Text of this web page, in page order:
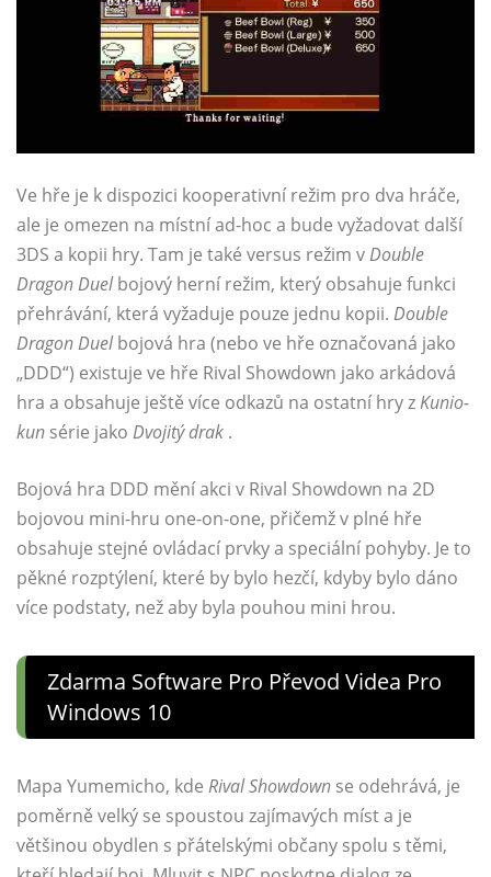
Ve hře je k dispozici kooperativní režim pro dva hráče,
ale je omezen na místní ad-hoc a bude vyžadovat další
3DS a kopii hry. Tam je také versus režim vDouble
Dragon Duelbojový herní režim, který obsahuje funkci
přehrávání, která vyžaduje pouze jednu kopii. Double
Dragon Duelbojová hra (nebo ve hře označovaná jako
„DDD“) existuje ve hře Rival Showdown jako arkádová
hra a obsahuje ještě více odkazů na ostatní hry zKunio-
kun série jako Dvojitý drak .
Bojová hra DDD mění akci v Rival Showdown na 2D
bojovou mini-hru one-on-one, přičemž v plné hře
obsahuje stejné ovládací prvky a speciální pohyby. Je to
pěkné rozptýlení, které by bylo hezčí, kdyby bylo dáno
více podstaty, než aby byla pouhou mini hrou.
Zdarma Software Pro Převod Videa Pro
Windows 10
Mapa Yumemicho, kde Rival Showdown se odehrává, je
poměrně velký se spoustou zajímavých míst a je
většinou obydlen s přátelskými občany spolu s těmi,